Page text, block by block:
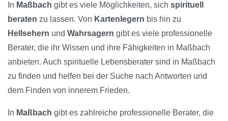
In Maßbach gibt es viele Möglichkeiten, sich spirituell
beraten zu lassen. Von Kartenlegern bis hin zu
Hellsehern und Wahrsagern gibt es viele professionelle
Berater, die ihr Wissen und ihre Fähigkeiten in Maßbach
anbieten. Auch spirituelle Lebensberater sind in Maßbach
zu finden und helfen bei der Suche nach Antworten und
dem Finden von innerem Frieden.
In Maßbach gibt es zahlreiche professionelle Berater, die